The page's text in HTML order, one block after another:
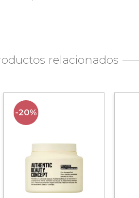
relacionados
-20%